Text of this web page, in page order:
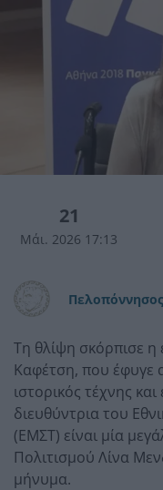
21
Μάι. 2026 17:13
Τη θλίψη σκόρπισε
Καφέτση, που έφυγε
ιστορικός τέχνης
διευθύντρια του
(ΕΜΣΤ) είναι μία
Πολιτισμού Λίνα
μήνυμα.